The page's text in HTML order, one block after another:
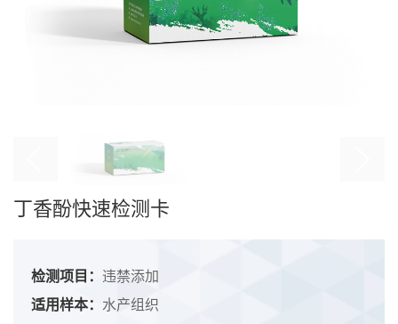
丁香酚快速检测卡
检测项目： 违禁添加
适用样本： 水产组织